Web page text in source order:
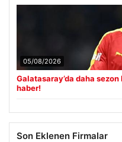
05/08/2026
Galatasaray’da daha
haber!
Son Eklenen Firmalar